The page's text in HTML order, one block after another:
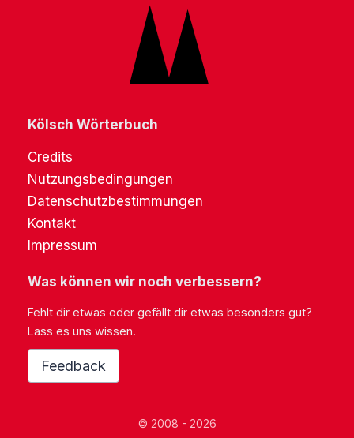
Kölsch Wörterbuch
Credits
Nutzungsbedingungen
Datenschutzbestimmungen
Kontakt
Impressum
Was können wir noch verbessern?
Fehlt dir etwas oder gefällt dir etwas besonders gut?
Lass es uns wissen.
Feedback
© 2008 - 2026